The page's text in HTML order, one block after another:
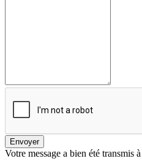
Envoyer
Votre message a bien été transmis